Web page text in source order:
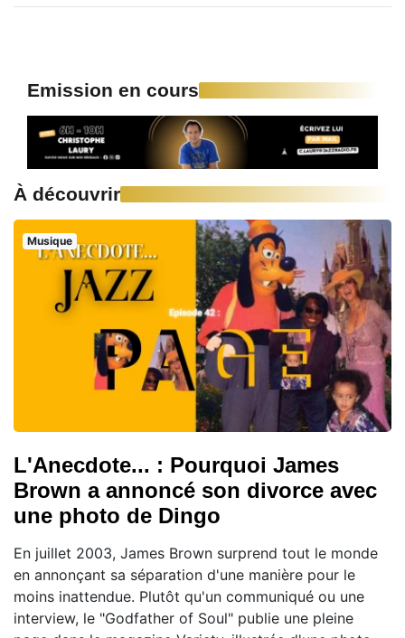
Emission en cours
À découvrir
Musique
L'Anecdote... : Pourquoi James
Brown a annoncé son divorce avec
une photo de Dingo
En juillet 2003, James Brown surprend tout le monde
en annonçant sa séparation d'une manière pour le
moins inattendue. Plutôt qu'un communiqué ou une
interview, le "Godfather of Soul" publie une pleine